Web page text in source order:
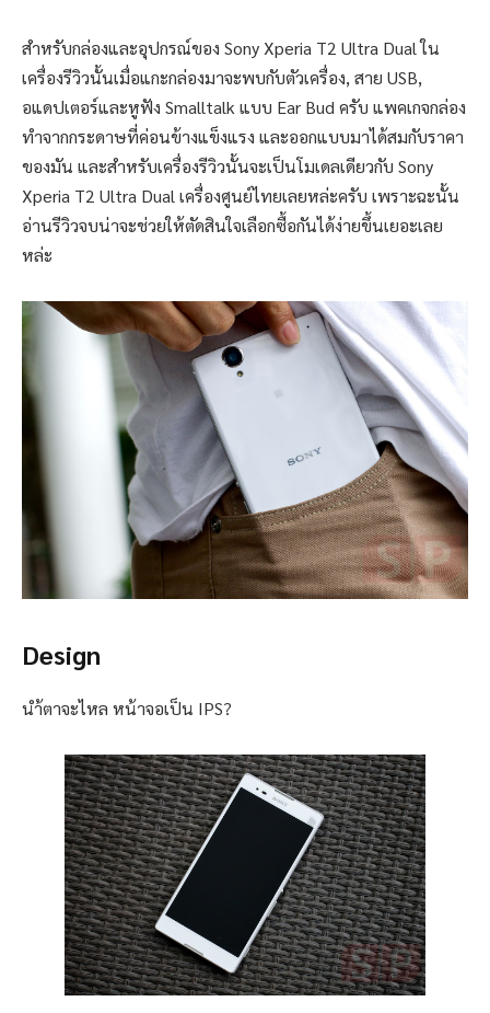
สำหรับกล่องและอุปกรณ์ของ Sony Xperia T2 Ultra Dual ใน
เครื่องรีวิวนั้นเมื่อแกะกล่องมาจะพบกับตัวเครื่อง, สาย USB,
อแดปเตอร์และหูฟัง Smalltalk แบบ Ear Bud ครับ แพคเกจกล่อง
ทำจากกระดาษที่ค่อนข้างแข็งแรง และออกแบบมาได้สมกับราคา
ของมัน และสำหรับเครื่องรีวิวนั้นจะเป็นโมเดลเดียวกับ Sony
Xperia T2 Ultra Dual เครื่องศูนย์ไทยเลยหล่ะครับ เพราะฉะนั้น
อ่านรีวิวจบน่าจะช่วยให้ตัดสินใจเลือกซื้อกันได้ง่ายขึ้นเยอะเลย
หล่ะ
Design
นำ้ตาจะไหล หน้าจอเป็น IPS?